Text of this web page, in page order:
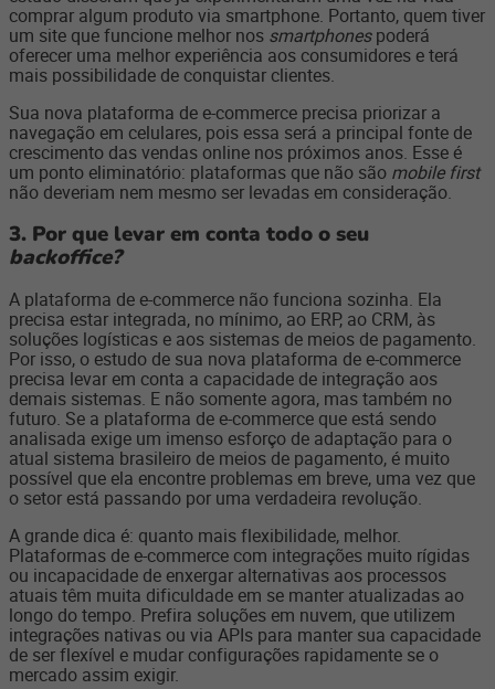
comprar algum produto via smartphone. Portanto, quem tiver
um site que funcione melhor nos smartphonespoderá
oferecer uma melhor experiência aos consumidores e terá
mais possibilidade de conquistar clientes.
Sua nova plataforma de e-commerce precisa priorizar a
navegação em celulares, pois essa será a principal fonte de
crescimento das vendas online nos próximos anos. Esse é
um ponto eliminatório: plataformas que não são mobile first
não deveriam nem mesmo ser levadas em consideração.
3. Por que levar em conta todo o seu
backoffice?
A plataforma de e-commerce não funciona sozinha. Ela
precisa estar integrada, no mínimo, ao ERP, ao CRM, às
soluções logísticas e aos sistemas de meios de pagamento.
Por isso, o estudo de sua nova plataforma de e-commerce
precisa levar em conta a capacidade de integração aos
demais sistemas. E não somente agora, mas também no
futuro. Se a plataforma de e-commerce que está sendo
analisada exige um imenso esforço de adaptação para o
atual sistema brasileiro de meios de pagamento, é muito
possível que ela encontre problemas em breve, uma vez que
o setor está passando por uma verdadeira revolução.
A grande dica é: quanto mais flexibilidade, melhor.
Plataformas de e-commerce com integrações muito rígidas
ou incapacidade de enxergar alternativas aos processos
atuais têm muita dificuldade em se manter atualizadas ao
longo do tempo. Prefira soluções em nuvem, que utilizem
integrações nativas ou via APIs para manter sua capacidade
de ser flexível e mudar configurações rapidamente se o
mercado assim exigir.